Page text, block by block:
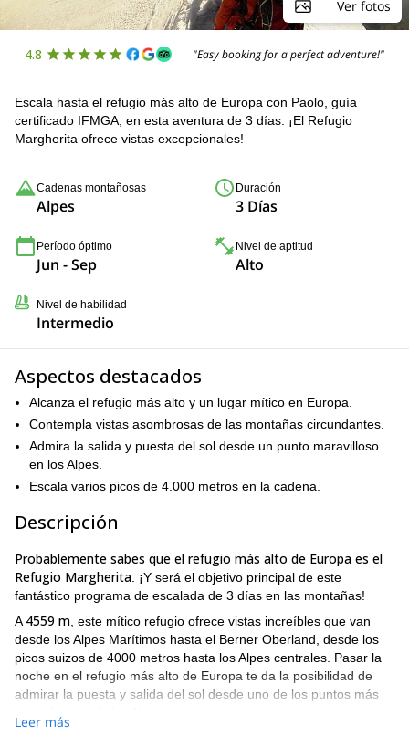
Ver fotos
4.8 "Easy booking for a perfect adventure!"
Escala hasta el refugio más alto de Europa con Paolo, guía
certificado IFMGA, en esta aventura de 3 días. ¡El Refugio
Margherita ofrece vistas excepcionales!
Cadenas montañosas
Alpes
Duración
3 Días
Período óptimo
Jun - Sep
Nivel de aptitud
Alto
Nivel de habilidad
Intermedio
Aspectos destacados
Alcanza el refugio más alto y un lugar mítico en Europa.
Contempla vistas asombrosas de las montañas circundantes.
Admira la salida y puesta del sol desde un punto maravilloso
en los Alpes.
Escala varios picos de 4.000 metros en la cadena.
Descripción
Probablemente sabes que el refugio más alto de Europa es el
Refugio Margherita . ¡Y será el objetivo principal de este
fantástico programa de escalada de 3 días en las montañas!
A 4559 m , este mítico refugio ofrece vistas increíbles que van
desde los Alpes Marítimos hasta el Berner Oberland, desde los
picos suizos de 4000 metros hasta los Alpes centrales. Pasar la
noche en el refugio más alto de Europa te da la posibilidad de
admirar la puesta y salida del sol desde uno de los puntos más
Leer más